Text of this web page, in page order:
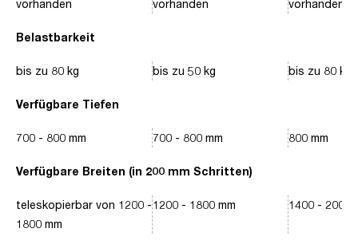
Belastbarkeit
Verfügbare Tiefen
Verfügbare Breiten (in 200 mm Schritten)
vorhanden
bis zu 80 kg
700 - 800 mm
teleskopierbar von 1200 -
1800 mm
vorhanden
bis zu 50 kg
700 - 800 mm
1200 - 1800 mm
vorhanden
bis zu 80 kg
800 mm
1400 - 2000